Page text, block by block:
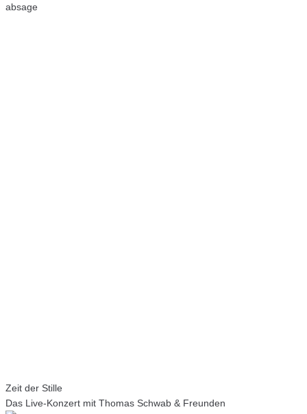
Zeit der Stille
Das Live-Konzert mit Thomas Schwab & Freunden